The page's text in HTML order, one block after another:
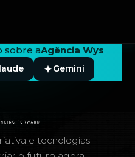
sobre aAgência Wys
Gemini
e tecnologias